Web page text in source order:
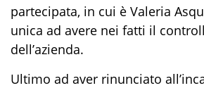
partecipata, in cui è Valeria
unica ad avere nei fatti il
dell’azienda.
Ultimo ad aver rinunciato